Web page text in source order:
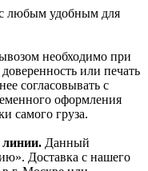
любым удобным для
необходимо при
или печать
согласовывать с
оформления
самого груза.
линии. Данный
Доставка с нашего